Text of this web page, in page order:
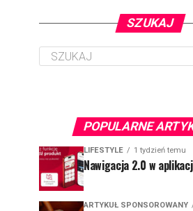
SZUKAJ
POPULARNE
LIFESTYLE 1 tydzień temu
Nawigacja 2.0 w
ARTYKUŁ SPONSOROWANY